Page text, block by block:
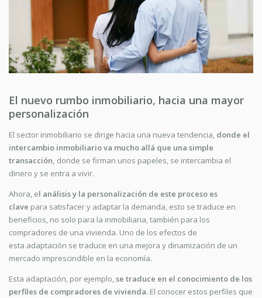
El nuevo rumbo inmobiliario, hacia una mayor
personalización
El sector inmobiliario se dirige hacia una nueva tendencia, donde el
intercambio inmobiliario va mucho allá que una simple
transacción, donde se firman unos papeles, se intercambia el
dinero y se entra a vivir.
Ahora, el análisis y la personalización de este proceso es
clave para satisfacer y adaptar la demanda, esto se traduce en
beneficios, no solo para la inmobiliaria, también para los
compradores de una vivienda. Uno de los efectos de
esta adaptación se traduce en una mejora y dinamización de un
mercado imprescindible en la economía.
Esta adaptación, por ejemplo,se traduce en el conocimiento de los
perfiles de compradores de vivienda. El conocer estos perfiles que